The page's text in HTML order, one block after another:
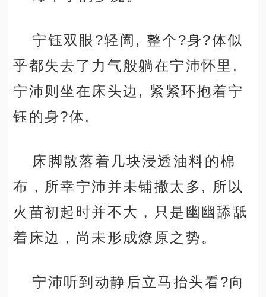
宁钰双眼?轻阖, 整个?身?体似
乎都失去了力气般躺在宁沛怀里,
宁沛则坐在床头边, 紧紧环抱着宁
钰的身?体,
床脚散落着几块浸透油料的棉
布，所幸宁沛并未铺撒太多, 所以
火苗初起时并不大，只是幽幽舔舐
着床边，尚未形成燎原之势。
宁沛听到动静后立马抬头看?向